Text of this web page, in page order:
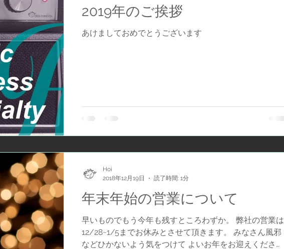
2019年のご挨拶
あけましておめでとうございます
年末年始の営業について
早いものでもう今年も残すところわずか。 弊社の営業は
12/28~1/5までお休みとさせて頂きます。 みなさん風邪
などひかないよう気をつけて よいお年をお迎えくださ
Hoi
2018年12月19日
読了時間: 1分